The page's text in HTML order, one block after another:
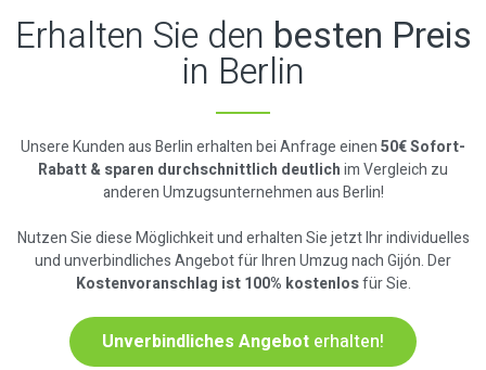
Erhalten Sie den besten Preis
in Berlin
Unsere Kunden aus Berlin erhalten bei Anfrage einen50€ Sofort-
Rabatt & sparen durchschnittlich deutlichim Vergleich zu
anderen Umzugsunternehmen aus Berlin!
Nutzen Sie diese Möglichkeit und erhalten Sie jetzt Ihr individuelles
und unverbindliches Angebot für Ihren Umzug nach Gijón. Der
Kostenvoranschlag ist 100% kostenlosfür Sie.
Unverbindliches Angebot erhalten!